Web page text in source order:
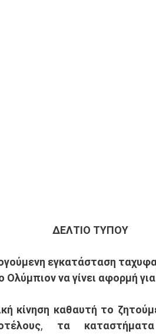
ΔΕΛΤΙΟ ΤΥΠΟΥ
εγκατάσταση
Ολύμπιον να γίνει αφορμή
κίνηση καθαυτή το
τα